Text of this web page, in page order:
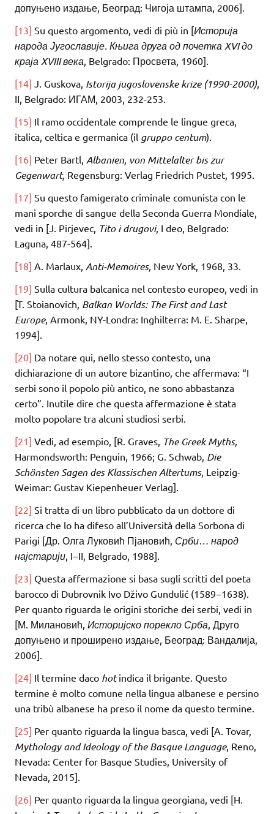
допуњено издање, Београд: Чигоја штампа, 2006].
[13] Su questo argomento, vedi di più in [Историја
народа Југославије. Књига друга од почетка XVIдо
краја XVIIIвека, Belgrado: Просвета, 1960].
[14] J. Guskova, Istorija jugoslovenske krize (1990-2000),
II, Belgrado: ИГАМ, 2003, 232-253.
[15] Il ramo occidentale comprende le lingue greca,
italica, celtica e germanica (il gruppo centum).
[16] Peter Bartl, Albanien, von Mittelalter bis zur
Gegenwart, Regensburg: Verlag Friedrich Pustet, 1995.
[17] Su questo famigerato criminale comunista con le
mani sporche di sangue della Seconda Guerra Mondiale,
vedi in [J. Pirjevec, Tito i drugovi, I deo, Belgrado:
Laguna, 487-564].
[18] A. Marlaux, Anti-Memoires, New York, 1968, 33.
[19] Sulla cultura balcanica nel contesto europeo, vedi in
[T. Stoianovich, Balkan Worlds: The First and Last
Europe, Armonk, NY-Londra: Inghilterra: M. E. Sharpe,
1994].
[20] Da notare qui, nello stesso contesto, una
dichiarazione di un autore bizantino, che affermava: “I
serbi sono il popolo più antico, ne sono abbastanza
certo”. Inutile dire che questa affermazione è stata
molto popolare tra alcuni studiosi serbi.
[21] Vedi, ad esempio, [R. Graves, The Greek Myths,
Harmondsworth: Penguin, 1966; G. Schwab, Die
Schönsten Sagen des Klassischen Altertums, Leipzig-
Weimar: Gustav Kiepenheuer Verlag].
[22] Si tratta di un libro pubblicato da un dottore di
ricerca che lo ha difeso all’Università della Sorbona di
Parigi [Др. Олга Луковић Пјановић, Срби… народ
најстарији, I−II, Belgrado, 1988].
[23] Questa affermazione si basa sugli scritti del poeta
barocco di Dubrovnik Ivo Dživo Gundulić (1589−1638).
Per quanto riguarda le origini storiche dei serbi, vedi in
[М. Милановић, Историјско порекло Срба, Друго
допуњено и проширено издање, Београд: Вандалија,
2006].
[24] Il termine daco hotindica il brigante. Questo
termine è molto comune nella lingua albanese e persino
una tribù albanese ha preso il nome da questo termine.
[25] Per quanto riguarda la lingua basca, vedi [A. Tovar,
Mythology and Ideology of the Basque Language, Reno,
Nevada: Center for Basque Studies, University of
Nevada, 2015].
[26] Per quanto riguarda la lingua georgiana, vedi [H.